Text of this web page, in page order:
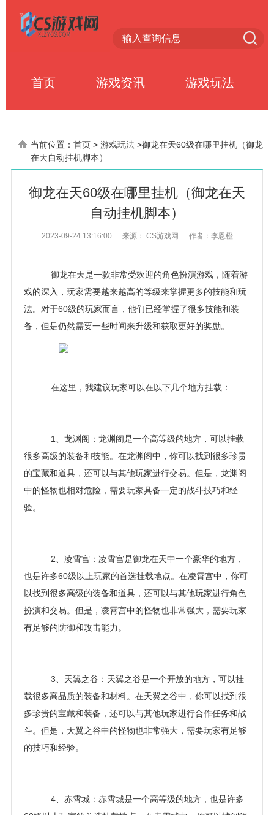
首页 游戏资讯 游戏玩法
当前位置： 首页 > 游戏玩法 >御龙在天60级在哪里挂机（御龙
在天自动挂机脚本）
御龙在天60级在哪里挂机（御龙在天
自动挂机脚本）
2023-09-24 13:16:00 来源： CS游戏网 作者：李恩橙
御龙在天是一款非常受欢迎的角色扮演游戏，随着游
戏的深入，玩家需要越来越高的等级来掌握更多的技能和玩
法。对于60级的玩家而言，他们已经掌握了很多技能和装
备，但是仍然需要一些时间来升级和获取更好的奖励。
在这里，我建议玩家可以在以下几个地方挂载：
1、龙渊阁：龙渊阁是一个高等级的地方，可以挂载
很多高级的装备和技能。在龙渊阁中，你可以找到很多珍贵
的宝藏和道具，还可以与其他玩家进行交易。但是，龙渊阁
中的怪物也相对危险，需要玩家具备一定的战斗技巧和经
验。
2、凌霄宫：凌霄宫是御龙在天中一个豪华的地方，
也是许多60级以上玩家的首选挂载地点。在凌霄宫中，你可
以找到很多高级的装备和道具，还可以与其他玩家进行角色
扮演和交易。但是，凌霄宫中的怪物也非常强大，需要玩家
有足够的防御和攻击能力。
3、天翼之谷：天翼之谷是一个开放的地方，可以挂
载很多高品质的装备和材料。在天翼之谷中，你可以找到很
多珍贵的宝藏和装备，还可以与其他玩家进行合作任务和战
斗。但是，天翼之谷中的怪物也非常强大，需要玩家有足够
的技巧和经验。
4、赤霄城：赤霄城是一个高等级的地方，也是许多